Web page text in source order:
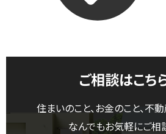
ご相談はこち
住まいのこと、お金のこと、不
なんでもお気軽にご相